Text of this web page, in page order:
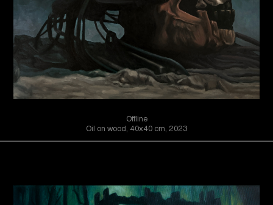
Offline
Oil on wood, 40x40 cm, 2023